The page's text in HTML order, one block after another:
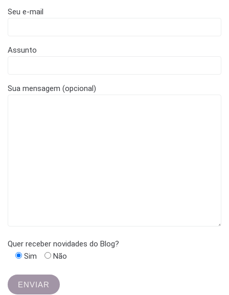
Seu e-mail
Assunto
Sua mensagem (opcional)
Quer receber novidades do Blog?
Sim
Não